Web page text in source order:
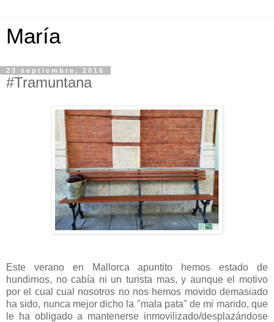
María
23 septiembre, 2016
#Tramuntana
Este verano en Mallorca apuntito hemos estado de
hundirnos, no cabía ni un turista mas, y aunque el motivo
por el cual cual nosotros no nos hemos movido demasiado
ha sido, nunca mejor dicho la "mala pata" de mi marido, que
le ha obligado a mantenerse inmovilizado/desplazándose